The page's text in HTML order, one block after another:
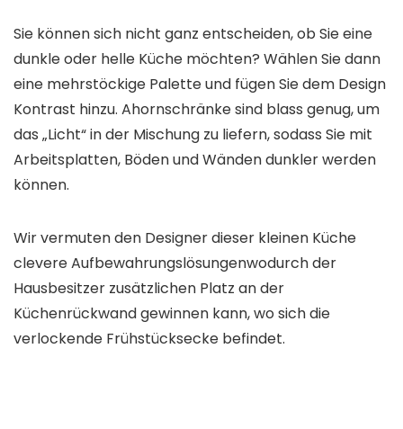
Sie können sich nicht ganz entscheiden, ob Sie eine
dunkle oder helle Küche möchten? Wählen Sie dann
eine mehrstöckige Palette und fügen Sie dem Design
Kontrast hinzu. Ahornschränke sind blass genug, um
das „Licht“ in der Mischung zu liefern, sodass Sie mit
Arbeitsplatten, Böden und Wänden dunkler werden
können.
Wir vermuten den Designer dieser kleinen Küche
clevere Aufbewahrungslösungenwodurch der
Hausbesitzer zusätzlichen Platz an der
Küchenrückwand gewinnen kann, wo sich die
verlockende Frühstücksecke befindet.